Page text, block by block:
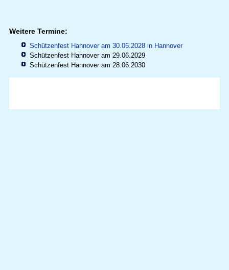
Weitere Termine:
Schützenfest Hannover am 30.06.2028 in Hannover
Schützenfest Hannover am 29.06.2029
Schützenfest Hannover am 28.06.2030